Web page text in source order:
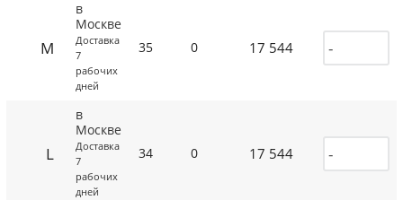
M
в
Москве
Доставка
7
рабочих
дней
35 0 17 544
L
в
Москве
Доставка
7
рабочих
дней
34 0 17 544